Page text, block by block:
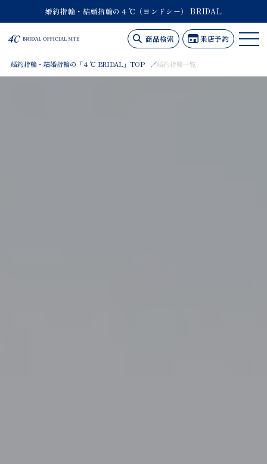
婚約指輪・結婚指輪の４℃（ヨンドシー） BRIDAL
商品検索 来店予約
婚約指輪・結婚指輪の「４℃ BRIDAL」TOP 婚約指輪一覧